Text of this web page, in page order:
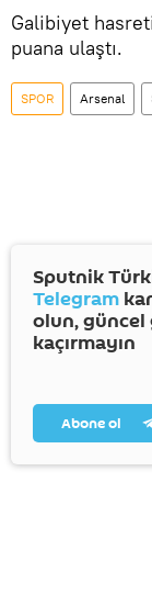
Galibiyet
puana ulaştı.
SPOR Arsenal
Sputnik
Telegram
olun,
kaçırmayın
Abone ol